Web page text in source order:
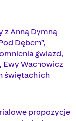
z Anną Dymną
Dębem”,
gwiazd,
Ewy Wachowicz
świętach ich
propozycje